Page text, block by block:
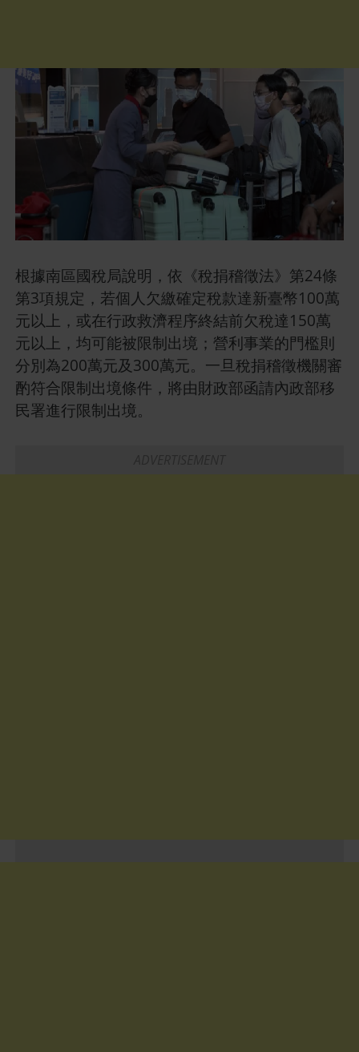
根據南區國稅局說明，依《稅捐稽徵法》第24條
第3項規定，若個人欠繳確定稅款達新臺幣100萬
元以上，或在行政救濟程序終結前欠稅達150萬
元以上，均可能被限制出境；營利事業的門檻則
分別為200萬元及300萬元。一旦稅捐稽徵機關審
酌符合限制出境條件，將由財政部函請內政部移
民署進行限制出境。